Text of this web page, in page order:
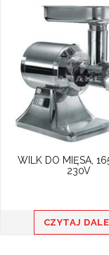
WILK DO MIĘSA,
230V
CZYTAJ